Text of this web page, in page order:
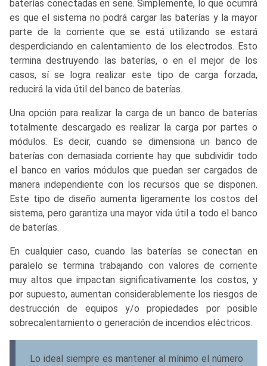
baterías conectadas en serie. Simplemente, lo que ocurrirá
es que el sistema no podrá cargar las baterías y la mayor
parte de la corriente que se está utilizando se estará
desperdiciando en calentamiento de los electrodos. Esto
termina destruyendo las baterías, o en el mejor de los
casos, sí se logra realizar este tipo de carga forzada,
reducirá la vida útil del banco de baterías.
Una opción para realizar la carga de un banco de baterías
totalmente descargado es realizar la carga por partes o
módulos. Es decir, cuando se dimensiona un banco de
baterías con demasiada corriente hay que subdividir todo
el banco en varios módulos que puedan ser cargados de
manera independiente con los recursos que se disponen.
Este tipo de diseño aumenta ligeramente los costos del
sistema, pero garantiza una mayor vida útil a todo el banco
de baterías.
En cualquier caso, cuando las baterías se conectan en
paralelo se termina trabajando con valores de corriente
muy altos que impactan significativamente los costos, y
por supuesto, aumentan considerablemente los riesgos de
destrucción de equipos y/o propiedades por posible
sobrecalentamiento o generación de incendios eléctricos.
Lo ideal siempre es mantener al mínimo el número